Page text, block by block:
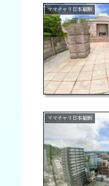
ママチャリ日本縦断
ママチャリ日本縦断